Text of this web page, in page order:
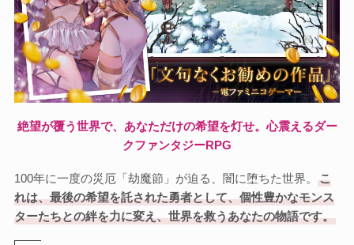
絶望が覆う世界で、あなただけの希望を灯せ。心震えるダー
クファンタジーRPG
100年に一度の災厄「劫魔節」が迫る、闇に堕ちた世界。
こ
れは、最後の希望を託された勇者として、個性豊かなモンス
ターたちとの絆を力に変え、世界を救うあなたの物語です。